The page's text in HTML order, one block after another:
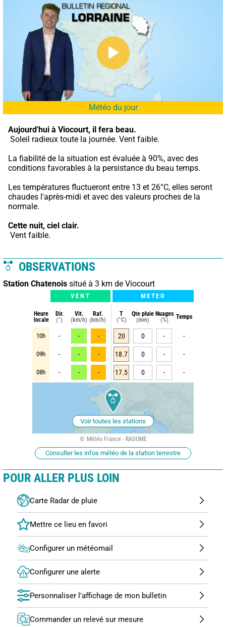
Météo du jour
Aujourd'hui à Viocourt, il fera beau.
Soleil radieux toute la journée. Vent faible.
La fiabilité de la situation est évaluée à 90%, avec des
conditions favorables à la persistance du beau temps.
Les températures fluctueront entre 13 et 26°C, elles seront
chaudes l'après-midi et avec des valeurs proches de la
normale.
Cette nuit, ciel clair.
Vent faible.
OBSERVATIONS
Station Chatenois situé à 3 km de Viocourt
VENT METEO
Heure
locale
Dir.
(°)
Vit.
(km/h)
Raf.
(km/h)
T
(°C)
Qte pluie
(mm)
Nuages
(%)
Temps
10h - - - 20 0 - -
09h - - - 18.7 0 - -
08h - - - 17.5 0 - -
Voir toutes les stations
Météo France - RADOME
Consulter les infos météo de la station terrestre
POUR ALLER PLUS LOIN
Carte Radar de pluie
Configurer un météomail
Configurer une alerte
Personnaliser l'affichage de mon bulletin
Commander un relevé sur mesure